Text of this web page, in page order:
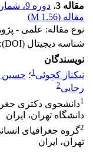
مقاله 3
، دوره 9، شماره 4
مقاله (1.56 M
)
نوع مقاله: علمی -
شناسه دیجیتال (DOI):
نویسندگان
نیکناز کچوئی1؛ حسین
رجایی2
1دانشجوی دکتری
دانشگاه تهران، ایران
2گروه جغرافیای
تهران، ایران